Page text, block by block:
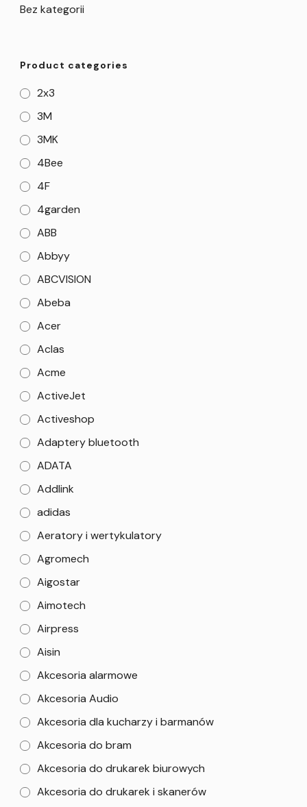
Bez kategorii
Product categories
2x3
3M
3MK
4Bee
4F
4garden
ABB
Abbyy
ABCVISION
Abeba
Acer
Aclas
Acme
ActiveJet
Activeshop
Adaptery bluetooth
ADATA
Addlink
adidas
Aeratory i wertykulatory
Agromech
Aigostar
Aimotech
Airpress
Aisin
Akcesoria alarmowe
Akcesoria Audio
Akcesoria dla kucharzy i barmanów
Akcesoria do bram
Akcesoria do drukarek biurowych
Akcesoria do drukarek i skanerów